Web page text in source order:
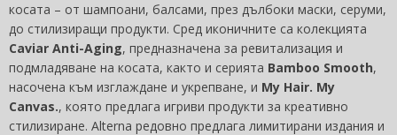
косата – от шампоани, балсами, през дълбоки маски, серуми,
до стилизиращи продукти. Сред иконичните са колекцията
Caviar Anti-Aging, предназначена за ревитализация и
подмладяване на косата, както и серията Bamboo Smooth,
насочена към изглаждане и укрепване, и My Hair. My
Canvas., която предлага игриви продукти за креативно
стилизиране. Alterna редовно предлага лимитирани издания и